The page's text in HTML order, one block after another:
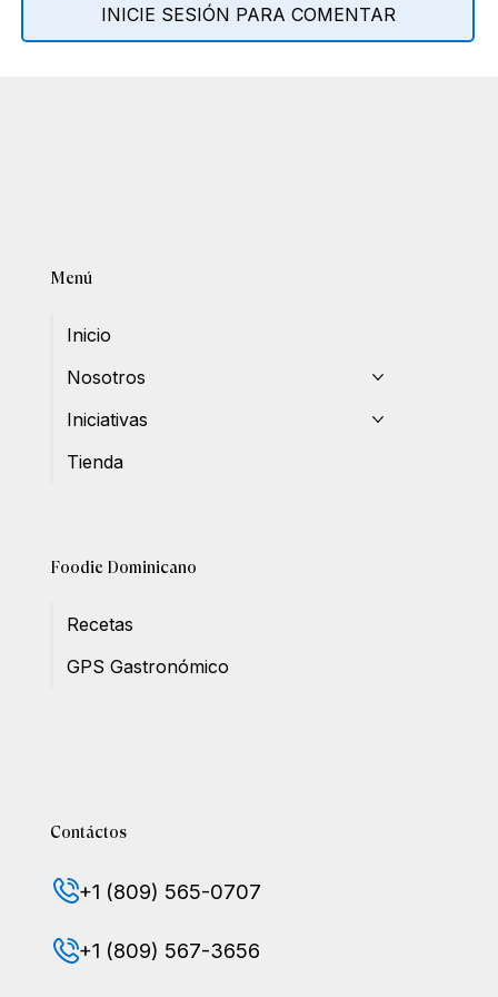
INICIE SESIÓN PARA COMENTAR
Menú
Inicio
Nosotros
Iniciativas
Tienda
Foodie Dominicano
Recetas
GPS Gastronómico
Contáctos
+1 (809) 565-0707
+1 (809) 567-3656